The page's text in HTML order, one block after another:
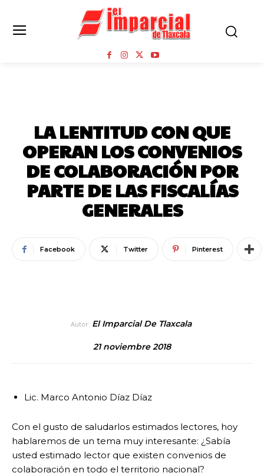
LA LENTITUD CON QUE
OPERAN LOS CONVENIOS
DE COLABORACIÓN POR
PARTE DE LAS FISCALÍAS
GENERALES
Facebook Twitter Pinterest
Autor: El Imparcial De Tlaxcala
21 noviembre 2018
Lic. Marco Antonio Díaz Díaz
Con el gusto de saludarlos estimados lectores, hoy
hablaremos de un tema muy interesante: ¿Sabía
usted estimado lector que existen convenios de
colaboración en todo el territorio nacional?